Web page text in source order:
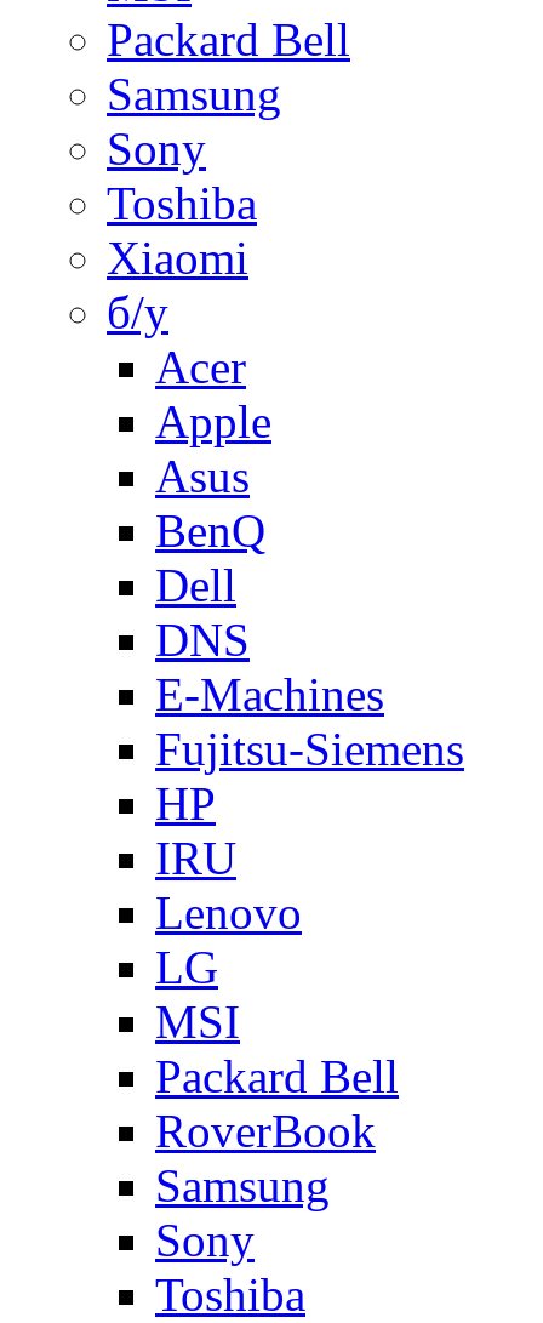
Packard Bell
Samsung
Sony
Toshiba
Xiaomi
б/у
Acer
Apple
Asus
BenQ
Dell
DNS
E-Machines
Fujitsu-Siemens
HP
IRU
Lenovo
LG
MSI
Packard Bell
RoverBook
Samsung
Sony
Toshiba